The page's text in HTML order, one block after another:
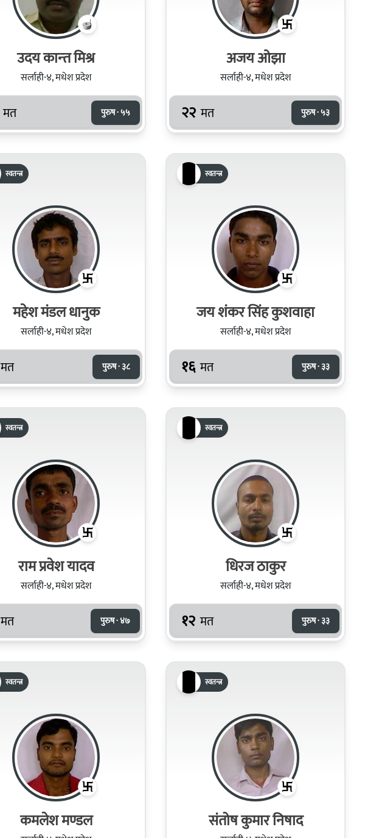
उदय कान्‍त मिश्र
सर्लाही-४, मधेश प्रदेश
मत पुरुष · ५५
अजय ओझा
सर्लाही-४, मधेश प्रदेश
२२ मत पुरुष · ५३
स्वतन्त्र
महेश मंडल धानुक
सर्लाही-४, मधेश प्रदेश
मत पुरुष · ३८
स्वतन्त्र
जय शंकर सिंह कुशवाहा
सर्लाही-४, मधेश प्रदेश
१६ मत पुरुष · ३३
स्वतन्त्र
राम प्रवेश यादव
सर्लाही-४, मधेश प्रदेश
मत पुरुष · ४७
स्वतन्त्र
धिरज ठाकुर
सर्लाही-४, मधेश प्रदेश
१२ मत पुरुष · ३३
स्वतन्त्र
कमलेश मण्डल
स्वतन्त्र
संतोष कुमार निषाद